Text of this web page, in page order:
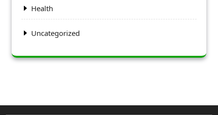
Health
Uncategorized